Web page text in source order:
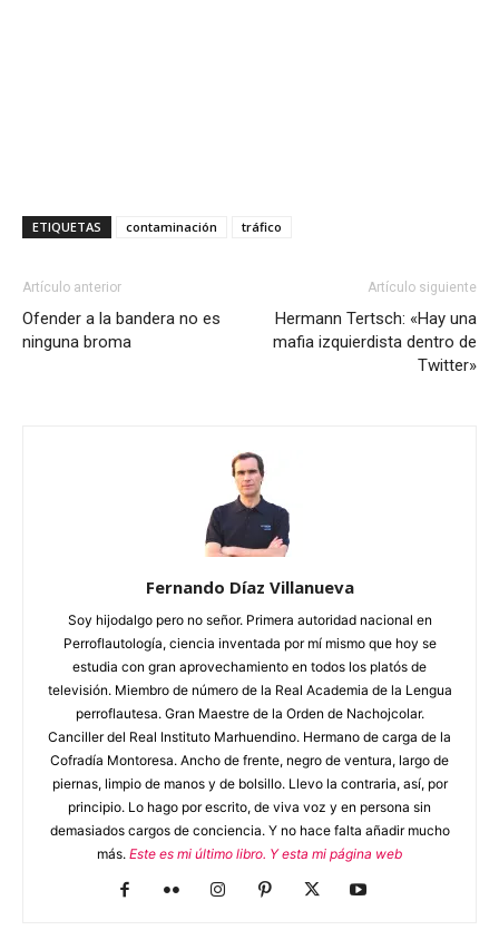
ETIQUETAS contaminación tráfico
Artículo anterior
Ofender a la bandera no es
ninguna broma
Artículo siguiente
Hermann Tertsch: «Hay una
mafia izquierdista dentro de
Twitter»
Fernando Díaz Villanueva
Soy hijodalgo pero no señor. Primera autoridad nacional en
Perroflautología, ciencia inventada por mí mismo que hoy se
estudia con gran aprovechamiento en todos los platós de
televisión. Miembro de número de la Real Academia de la Lengua
perroflautesa. Gran Maestre de la Orden de Nachojcolar.
Canciller del Real Instituto Marhuendino. Hermano de carga de la
Cofradía Montoresa. Ancho de frente, negro de ventura, largo de
piernas, limpio de manos y de bolsillo. Llevo la contraria, así, por
principio. Lo hago por escrito, de viva voz y en persona sin
demasiados cargos de conciencia. Y no hace falta añadir mucho
más. Este es mi último libro. Y esta mi página web